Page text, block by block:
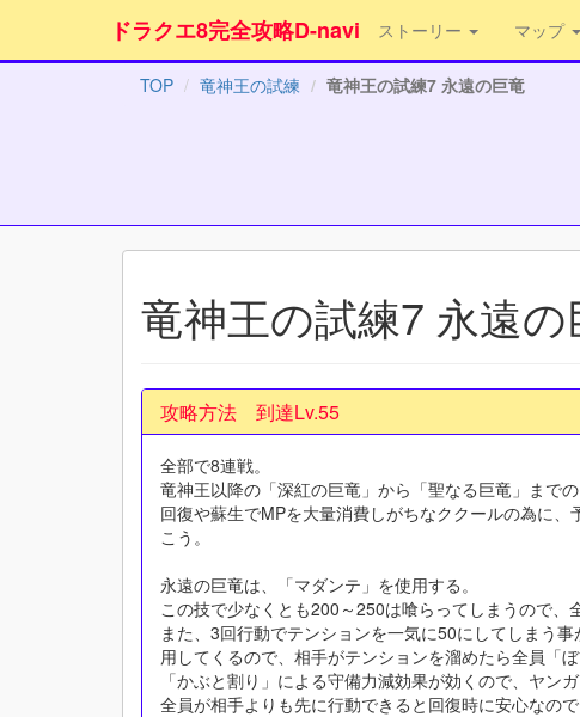
ドラクエ8完全攻略D-navi ストーリー マップ
TOP 竜神王の試練 竜神王の試練7 永遠の巨竜
竜神王の試練7 永遠の
攻略方法 到達Lv.55
全部で8連戦。
竜神王以降の「深紅の巨竜」から「聖なる巨竜」まで
回復や蘇生でMPを大量消費しがちなククールの為に
こう。
永遠の巨竜は、「マダンテ」を使用する。
この技で少なくとも200～250は喰らってしまうので、
また、3回行動でテンションを一気に50にしてしまう
用してくるので、相手がテンションを溜めたら全員「
「かぶと割り」による守備力減効果が効くので、ヤン
全員が相手よりも先に行動できると回復時に安心なので